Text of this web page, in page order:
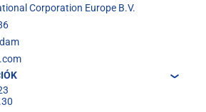
Corporation Europe B.V.